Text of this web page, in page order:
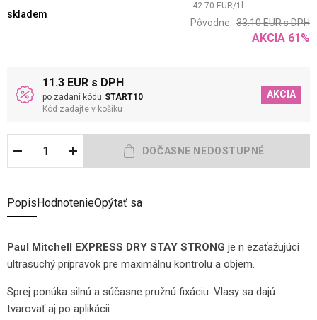
skladem
42.70 EUR/1
Pôvodne: 33.10EURs DPH
AKCIA 61 %
11.3 EUR s DPH
po zadaní kódu START10
Kód zadajte v košíku
AKCIA
Popis HodnotenieOpýtať sa
Paul Mitchell EXPRESS DRY STAY STRONG je n ezaťažujúci
ultrasuchý prípravok pre maximálnu kontrolu a objem.
Sprej ponúka silnú a súčasne pružnú fixáciu. Vlasy sa dajú
tvarovať aj po aplikácii.